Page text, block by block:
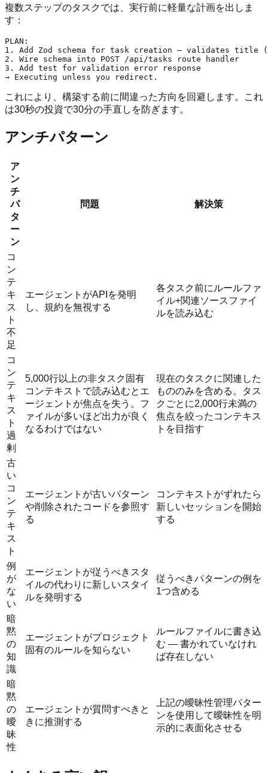
複数ステップのタスクでは、実行前に軽量な計画を出しま
す：
PLAN:
1. Add Zod schema for task creation — validates title
2. Wire schema into POST /api/tasks route handler
3. Add test for validation error response
これにより、構築する前に間違った方向を回避します。これ
は30秒の投資で30分の手直しを防ぎます。
アンチパターン
ア
ン
チ
パ
タ
ー
ン
問題 解決策
コ
ン
テ
キ
ス
ト
不
足
エージェントがAPIを発明
し、規約を無視する
各タスク前にルールファ
イル+関連ソースファイ
ルを読み込む
コ
ン
テ
キ
ス
ト
過
剰
5,000行以上の非タスク固有
コンテキストで読み込むとエ
ージェントが焦点を失う。フ
ァイルが多いほど出力が良く
なるわけではない
現在のタスクに関連した
もののみを含める。タス
クごとに2,000行未満の
焦点を絞ったコンテキス
トを目指す
古
い
コ
ン
テ
キ
ス
ト
エージェントが古いパターン
や削除されたコードを参照す
る
コンテキストがずれたら
新しいセッションを開始
する
例
が
な
い
エージェントが従うべきスタ
イルの代わりに新しいスタイ
ルを発明する
従うべきパターンの例を
1つ含める
暗
黙
の
知
識
エージェントがプロジェクト
固有のルールを知らない
ルールファイルに書き込
む — 書かれていなけれ
ば存在しない
暗
黙
の
曖
昧
性
エージェントが質問すべきと
きに推測する
上記の曖昧性管理パター
ンを使用して曖昧性を明
示的に表面化させる